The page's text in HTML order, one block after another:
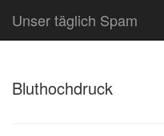
Unser täglich Spam
Bluthochdruck